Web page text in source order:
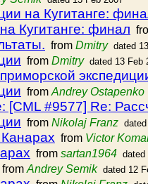
на Кугитанге:
Кугитанге: финал
from Dmitry dated
from Dmitry dated 13 Feb
from Andrey Ostapenko
[CML #9577] Re:
from Nikolaj Franz
from Victor
from sartan1964 dated
from Andrey Semik dated 12